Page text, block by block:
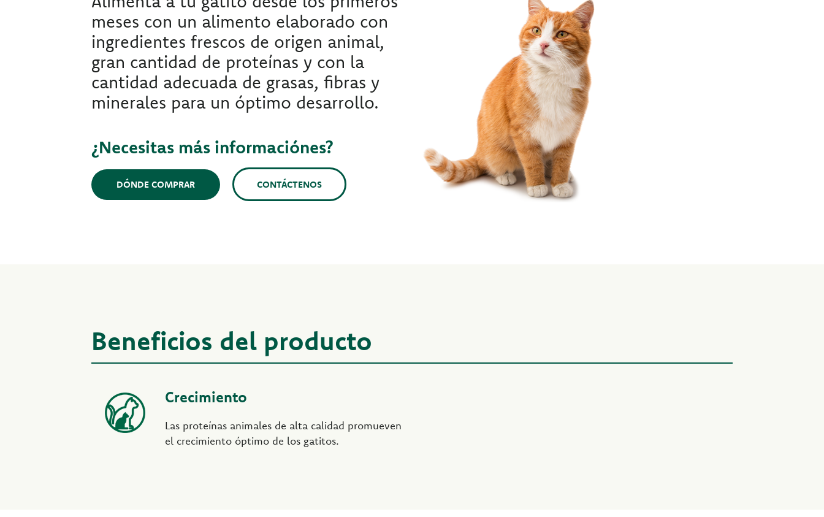
meses con un alimento elaborado con
ingredientes frescos de origen animal,
gran cantidad de proteínas y con la
cantidad adecuada de grasas, fibras y
minerales para un óptimo desarrollo.
¿Necesitas más informaciónes?
DÓNDE COMPRAR CONTÁCTENOS
Beneficios del producto
Crecimiento
Las proteínas animales de alta calidad promueven
el crecimiento óptimo de los gatitos.